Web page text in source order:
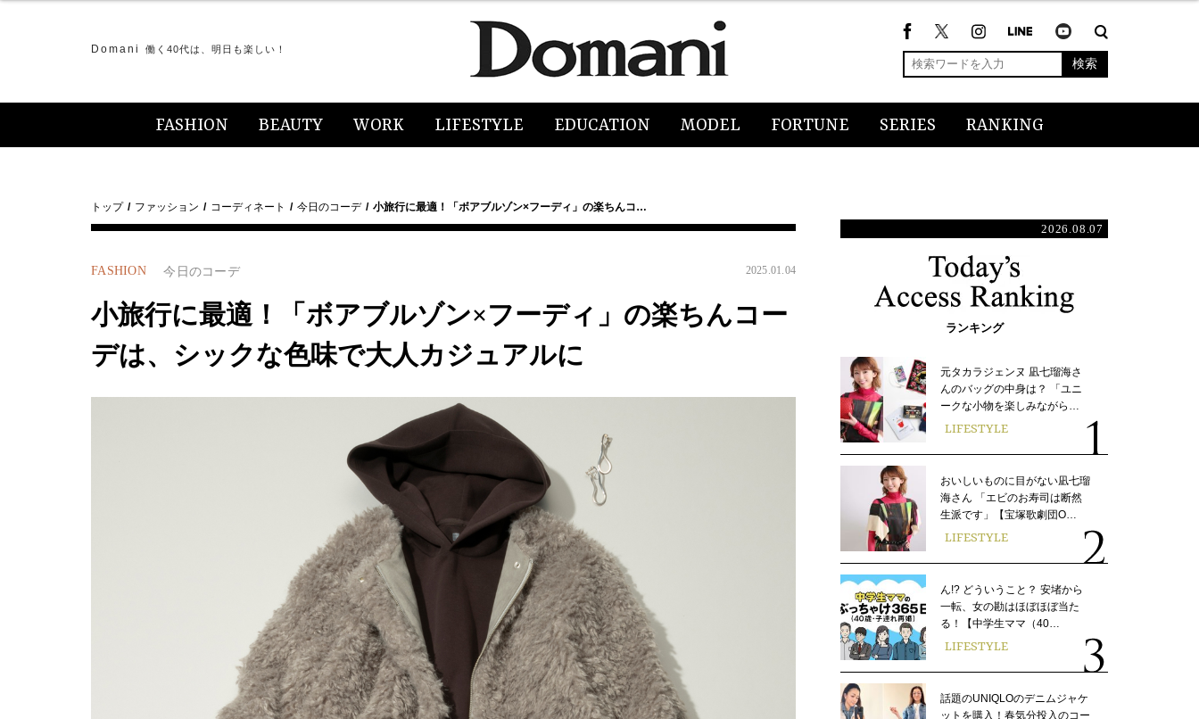
Domani 働く40代は、明日も楽しい！
検索
FASHION BEAUTY WORK LIFESTYLE EDUCATION MODEL FORTUNE SERIES RANKING
トップ ファッション コーディネート 今日のコーデ 小旅行に最適！「ボアブルゾン×フーディ」の楽ちんコ…
FASHION 今日のコーデ 2025.01.04
小旅行に最適！「ボアブルゾン×フーディ」の楽ちんコー
デは、シックな色味で大人カジュアルに
2026.08.07
ランキング
元タカラジェンヌ 凪七瑠海さ
んのバッグの中身は？ 「ユニ
ークな小物を楽しみながら…
LIFESTYLE
おいしいものに目がない凪七瑠
海さん 「エビのお寿司は断然
生派です」【宝塚歌劇団O…
LIFESTYLE
ん!? どういうこと？ 安堵から
一転、女の勘はほぼほぼ当た
る！【中学生ママ（40…
LIFESTYLE
話題のUNIQLOのデニムジャケ
ットを購入！春気分投入のコー